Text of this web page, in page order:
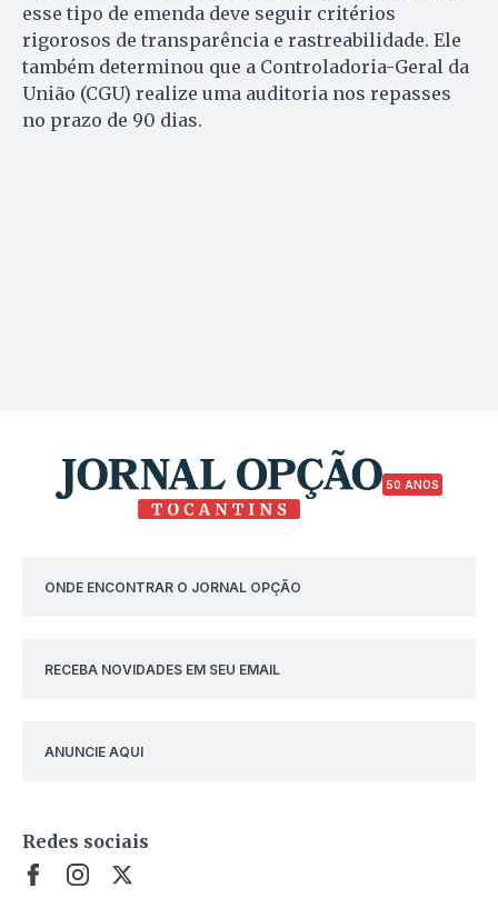
esse tipo de emenda deve seguir critérios
rigorosos de transparência e rastreabilidade. Ele
também determinou que a Controladoria-Geral da
União (CGU) realize uma auditoria nos repasses
no prazo de 90 dias.
50 ANOS
ONDE ENCONTRAR O JORNAL OPÇÃO
RECEBA NOVIDADES EM SEU EMAIL
ANUNCIE AQUI
Redes sociais